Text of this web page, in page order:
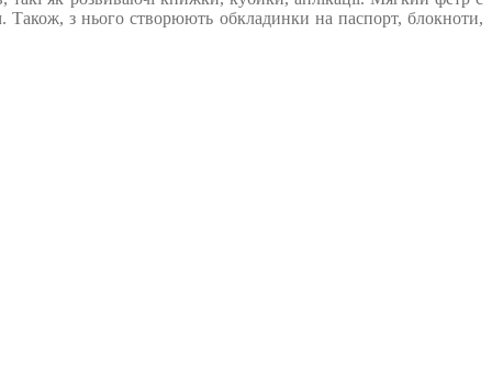
Також, з нього створюють обкладинки на паспорт, блокноти,